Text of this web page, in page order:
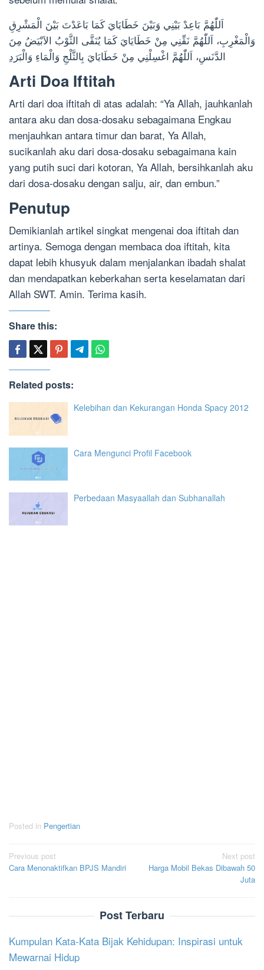
اَللّٰهُمَّ بَاعِدْ بَيْنِي وَبَيْنَ خَطَايَايَ كَمَا بَاعَدْتَ بَيْنَ الْمَشْرِقِ
وَالْمَغْرِبِ، اَللّٰهُمَّ نَقِّنِي مِنْ خَطَايَايَ كَمَا يُنَقَّى الثَّوْبُ الاَبْيَضُ مِنَ
الدَّنَسِ، اَللّٰهُمَّ اغْسِلْنِي مِنْ خَطَايَايَ بِالثَّلْجِ وَالْمَاءِ وَالْبَرَدِ
Arti Doa Iftitah
Arti dari doa iftitah di atas adalah: “Ya Allah, jauhkanlah
antara aku dan dosa-dosaku sebagaimana Engkau
menjauhkan antara timur dan barat, Ya Allah,
sucikanlah aku dari dosa-dosaku sebagaimana kain
yang putih suci dari kotoran, Ya Allah, bersihkanlah aku
dari dosa-dosaku dengan salju, air, dan embun.”
Penutup
Demikianlah artikel singkat mengenai doa iftitah dan
artinya. Semoga dengan membaca doa iftitah, kita
dapat lebih khusyuk dalam menjalankan ibadah shalat
dan mendapatkan keberkahan serta keselamatan dari
Allah SWT. Amin. Terima kasih.
Share this:
Related posts:
Kelebihan dan Kekurangan Honda Spacy 2012
Cara Mengunci Profil Facebook
Perbedaan Masyaallah dan Subhanallah
Posted in Pengertian
Post
navigation
Previous post
Cara Menonaktifkan BPJS Mandiri
Next post
Harga Mobil Bekas Dibawah 50
Juta
Post Terbaru
Kumpulan Kata-Kata Bijak Kehidupan: Inspirasi untuk
Mewarnai Hidup